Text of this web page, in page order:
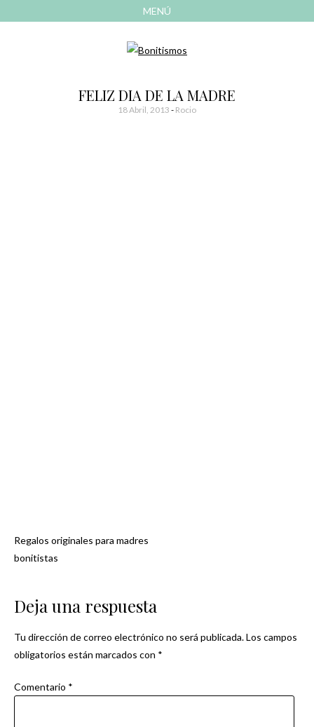
MENÚ
Bonitismos
FELIZ DIA DE LA MADRE
18 Abril, 2013 - Rocio
Navegación
Regalos originales para madres
bonitistas
Deja una respuesta
Tu dirección de correo electrónico no será publicada.Los campos
obligatorios están marcados con *
Comentario *